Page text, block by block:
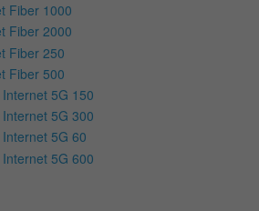
Fiber 1000
Fiber 2000
Fiber 250
Fiber 500
5G 150
5G 300
5G 60
5G 600